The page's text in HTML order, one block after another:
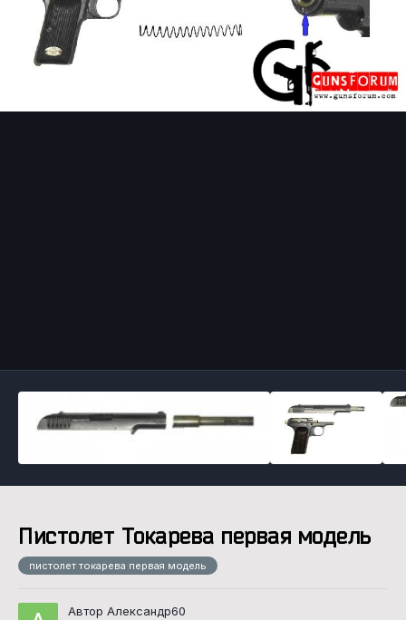
Пистолет Токарева первая модель
пистолет токарева первая модель
Автор Александр60